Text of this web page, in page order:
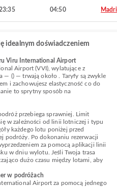
04:50
idealnym doświadczeniem
Viru International Airport
Airport (VVI), wylatujące z
— () — trwają około . Taryfy są zwykle
i zachowujesz elastyczność co do
to sprytny sposób na
przebiega sprawniej. Limit
w zależności od linii lotniczej i typu
każdego lotu poniżej przed
podróży. Po dokonaniu rezerwacji
za pomocą aplikacji linii
w dniu wylotu. Jeśli Twoja trasa
dużo czasu między lotami, aby
w podróżach
Airport za pomocą jednego